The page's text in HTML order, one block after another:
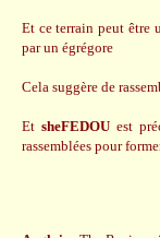
Et ce terrain peut être
par un égrégore
Cela suggère de
Et sheFEDOUest
rassemblées pour